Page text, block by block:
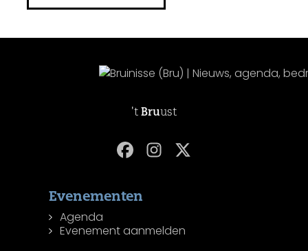
't Bruust
Evenementen
Agenda
Evenement aanmelden